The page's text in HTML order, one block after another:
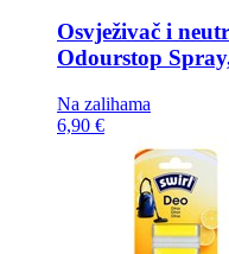
Osvježivač i
Odourstop
Na zalihama
6,90 €